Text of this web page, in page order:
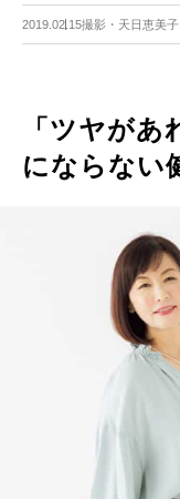
2019.02.15撮影・天日恵美
「ツヤが
にならない